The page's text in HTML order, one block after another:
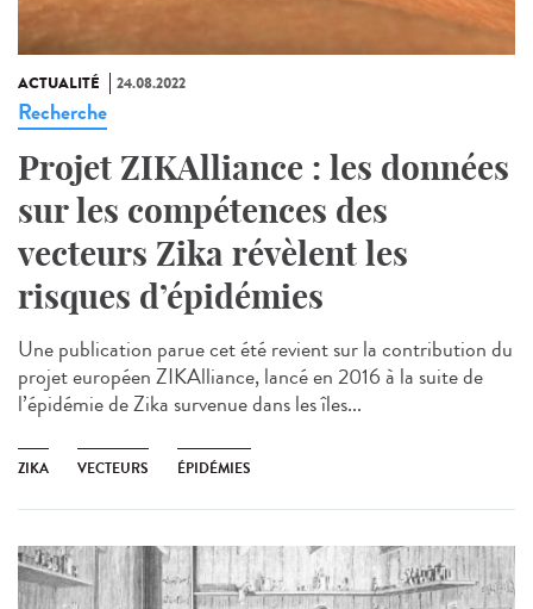
ACTUALITÉ 24.08.2022
Recherche
Projet ZIKAlliance : les données
sur les compétences des
vecteurs Zika révèlent les
risques d’épidémies
Une publication parue cet été revient sur la contribution du
projet européen ZIKAlliance, lancé en 2016 à la suite de
l’épidémie de Zika survenue dans les îles...
ZIKA VECTEURS ÉPIDÉMIES